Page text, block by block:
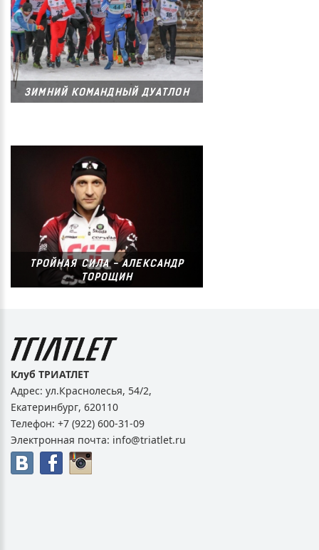
ЗИМНИЙ КОМАНДНЫЙ ДУАТЛОН
ТРОЙНАЯ СИЛА - АЛЕКСАНДР
ТОРОЩИН
Клуб ТРИАТЛЕТ
Адрес: ул.Краснолесья, 54/2,
Екатеринбург, 620110
Телефон: +7 (922) 600-31-09
Электронная почта: info@triatlet.ru